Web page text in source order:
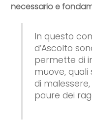
necessario e
In questo
d’Ascolto
permette di
muove,
di
paure dei rag